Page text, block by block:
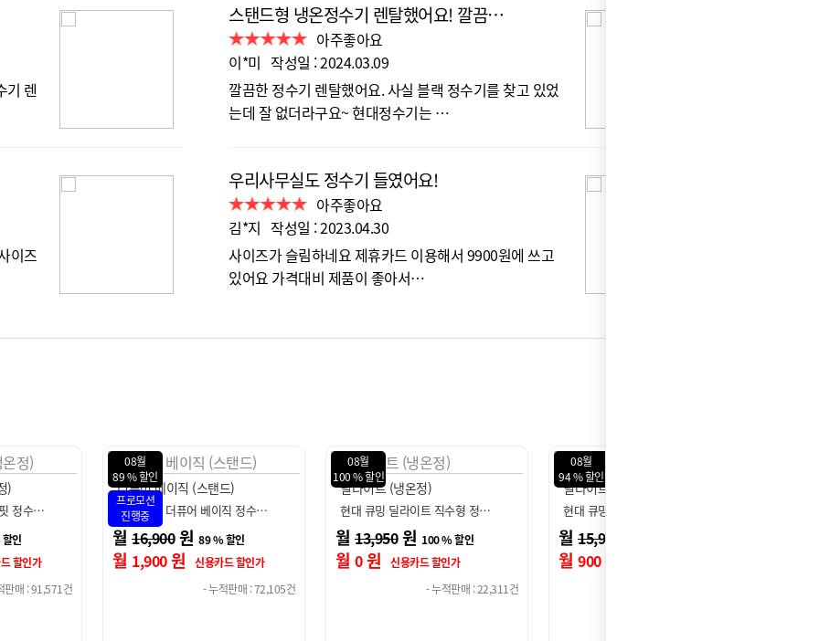
기 렌
스탠드형 냉온정수기 렌탈했어요! 깔끔…
아주좋아요
이*미 작성일 : 2024.03.09
깔끔한 정수기 렌탈했어요. 사실 블랙 정수기를 찾고 있었
는데 잘 없더라구요~ 현대정수기는 …
이즈
우리사무실도 정수기 들였어요!
아주좋아요
김*지 작성일 : 2023.04.30
사이즈가 슬림하네요 제휴카드 이용해서 9900원에 쓰고
있어요 가격대비 제품이 좋아서…
)
정수…
인
할인가
판매 : 72,105건
08월
100 % 할인
딜라이트 (냉온정)
현대 큐밍 딜라이트 직수형 정…
월 13,950 원 100 % 할인
월 0원
신용카드 할인가
- 누적판매 : 22,311건
08월
94 % 할인
딜라이트 아이 (직수형)
현대 큐밍 딜라이트 아이 직수…
월 15,900 원 94 % 할인
월 900 원 신용카드 할인가
- 누적판매 : 21,202건
08월
89 % 할인
프로모션
진행중
더퓨어 베이직 (카운터)
현대 큐밍 더퓨어 베이직 정수…
월 16,900
월 1,900